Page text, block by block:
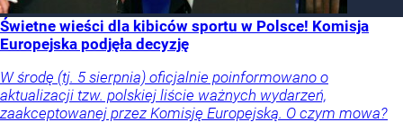
Świetne wieści dla kibiców sportu w Polsce! Komisja
Europejska podjęła decyzję
W środę (tj. 5 sierpnia) oficjalnie poinformowano o
aktualizacji tzw. polskiej liście ważnych wydarzeń,
zaakceptowanej przez Komisję Europejską. O czym mowa?